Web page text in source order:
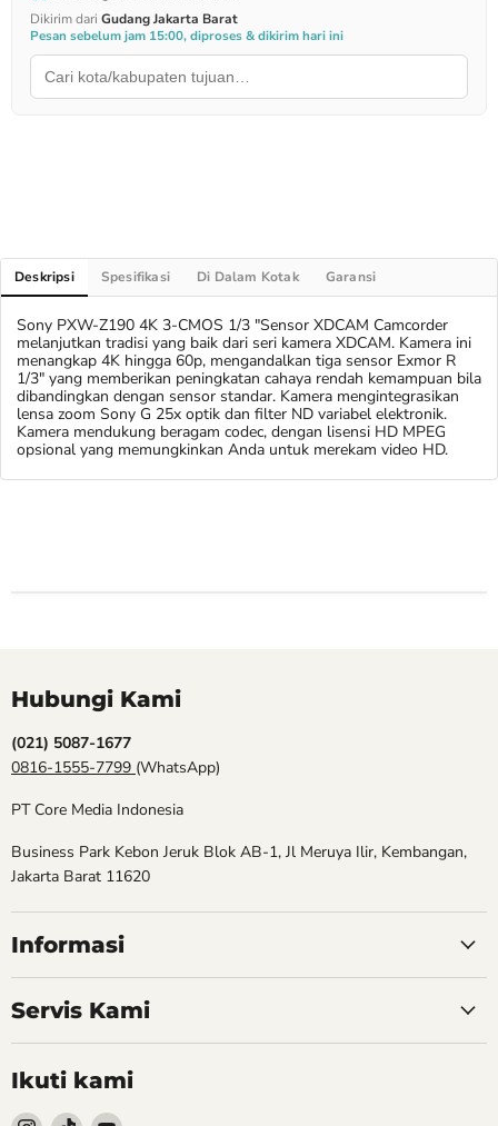
Dikirim dari Gudang Jakarta Barat
Pesan sebelum jam 15:00, diproses & dikirim hari ini
Deskripsi Spesifikasi Di Dalam Kotak Garansi
Sony PXW-Z190 4K 3-CMOS 1/3 "Sensor XDCAM Camcorder
melanjutkan tradisi yang baik dari seri kamera XDCAM. Kamera ini
menangkap 4K hingga 60p, mengandalkan tiga sensor Exmor R
1/3" yang memberikan peningkatan cahaya rendah kemampuan bila
dibandingkan dengan sensor standar. Kamera mengintegrasikan
lensa zoom Sony G 25x optik dan filter ND variabel elektronik.
Kamera mendukung beragam codec, dengan lisensi HD MPEG
opsional yang memungkinkan Anda untuk merekam video HD.
Hubungi Kami
(021) 5087-1677
0816-1555-7799 (WhatsApp)
PT Core Media Indonesia
Business Park Kebon Jeruk Blok AB-1, Jl Meruya Ilir, Kembangan,
Jakarta Barat 11620
Informasi
Servis Kami
Ikuti kami